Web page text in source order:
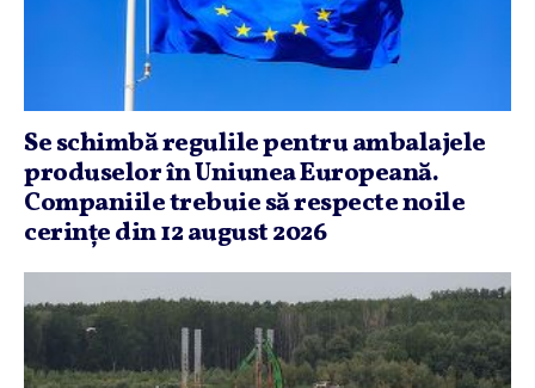
Se schimbă regulile pentru ambalajele
produselor în Uniunea Europeană.
Companiile trebuie să respecte noile
cerinţe din 12 august 2026